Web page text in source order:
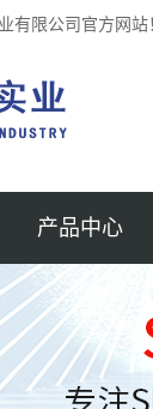
有限公司官方网站
产品中心
深圳贴片机
深圳锡膏印刷机
深圳光学检测仪